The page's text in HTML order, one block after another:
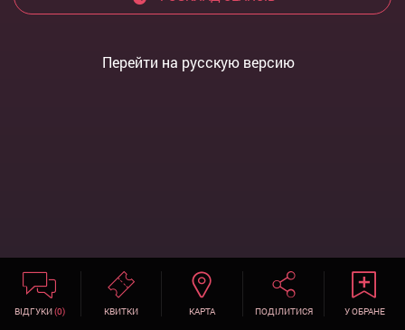
Перейти на русскую версию
ВІДГУКИ(0) КВИТКИ КАРТА ПОДІЛИТИСЯ У ОБРАНЕ